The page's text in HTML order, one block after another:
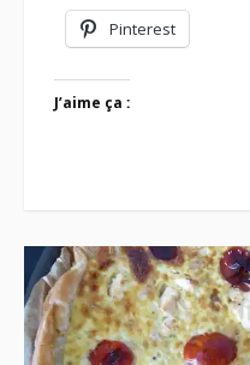
Pinterest
J’aime ça :